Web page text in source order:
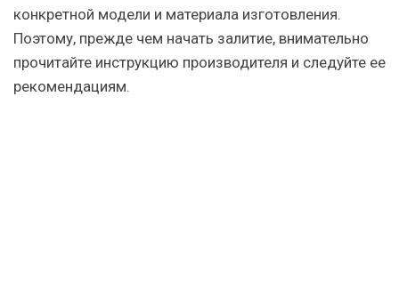
конкретной модели и материала изготовления.
Поэтому, прежде чем начать залитие, внимательно
прочитайте инструкцию производителя и следуйте ее
рекомендациям.